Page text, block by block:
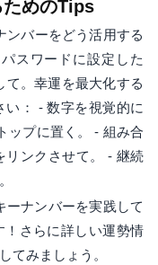
ためのTips
ンバーをどう活用する
スワードに設定した
て。幸運を最大化する
： - 数字を視覚的に
ップに置く。 - 組み合
リンクさせて。 - 継続
ーナンバーを実践して
さらに詳しい運勢情
てみましょう。